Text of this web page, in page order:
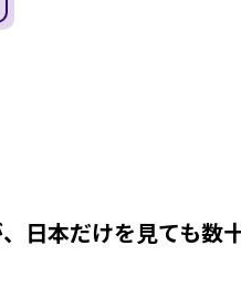
日本だけを見ても数